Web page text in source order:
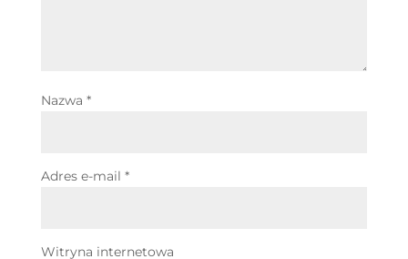
Nazwa *
Adres e-mail *
Witryna internetowa